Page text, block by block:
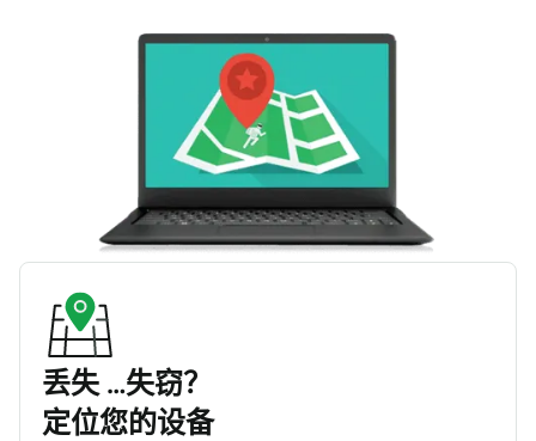
丢失 …失窃？
定位您的设备